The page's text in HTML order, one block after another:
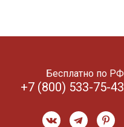
Бесплатно по РФ
+7 (800) 533-75-43